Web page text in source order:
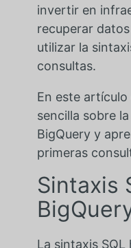
invertir en
recuperar
utilizar la
consultas.
En este
sencilla sobre
BigQuery y
primeras
Sintaxis
La sintaxis